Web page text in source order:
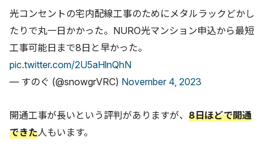
光コンセントの宅内配線工事のためにメタルラックどかし
たりで丸一日かかった。NURO光マンション申込から最短
工事可能日まで8日と早かった。
pic.twitter.com/2U5aHlnQhN
— すのぐ (@snowgrVRC) November 4, 2023
開通工事が長いという評判がありますが、 8日ほどで開通
できた人もいます。